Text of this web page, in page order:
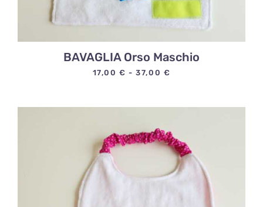
BAVAGLIA Orso Maschio
17,00€ - 37,00 €
a
37,00 €